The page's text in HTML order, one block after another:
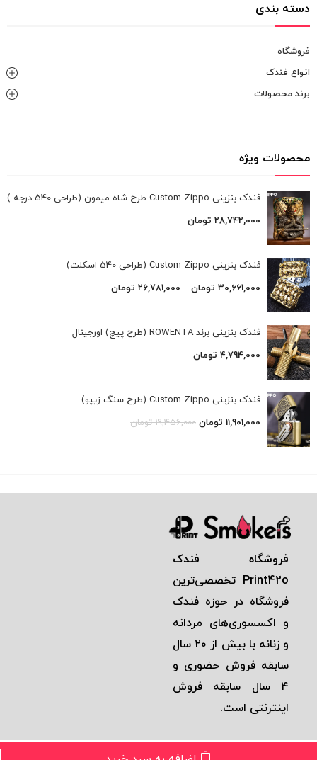
دسته بندی
فروشگاه
انواع فندک
برند محصولات
محصولات ویژه
فندک بنزینی Custom Zippo طرح شاه میمون (طراحی 540 درجه )
28,742,000 تومان
فندک بنزینی Custom Zippo (طراحی 540 اسکلت)
30,661,000 تومان –
26,781,000 تومان
فندک بنزینی برند ROWENTA (طرح پیچ) اورجینال
4,794,000 تومان
فندک بنزینی Custom Zippo (طرح سنگ زیپو)
11,901,000 تومان 19,456,000 تومان
فروشگاه فندک
Print42o تخصصی‌ترين
فروشگاه در حوزه فندک
و اكسسوری‌های مردانه
و زنانه با بيش از ٢٠ سال
سابقه فروش حضوری و
٤ سال سابقه فروش
اينترنتی است.